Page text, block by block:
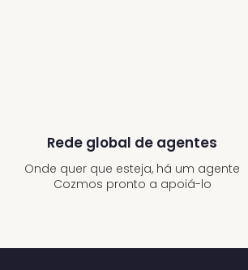
Rede global de agentes
Onde quer que esteja, há um agente
Cozmos pronto a apoiá-lo